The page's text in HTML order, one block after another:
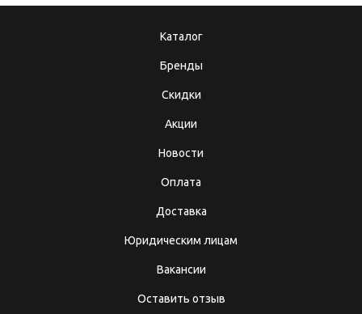
Каталог
Бренды
Скидки
Акции
Новости
Оплата
Доставка
Юридическим лицам
Вакансии
Оставить отзыв